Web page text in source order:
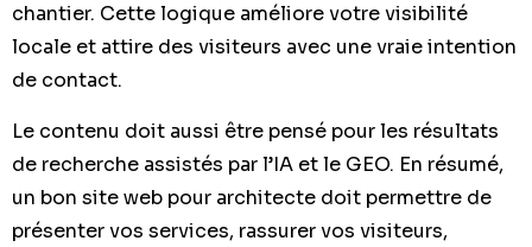
chantier. Cette logique améliore votre visibilité
locale et attire des visiteurs avec une vraie intention
de contact.
Le contenu doit aussi être pensé pour les résultats
de recherche assistés par l’IA et le GEO. En résumé,
un bon site web pour architecte doit permettre de
présenter vos services, rassurer vos visiteurs,